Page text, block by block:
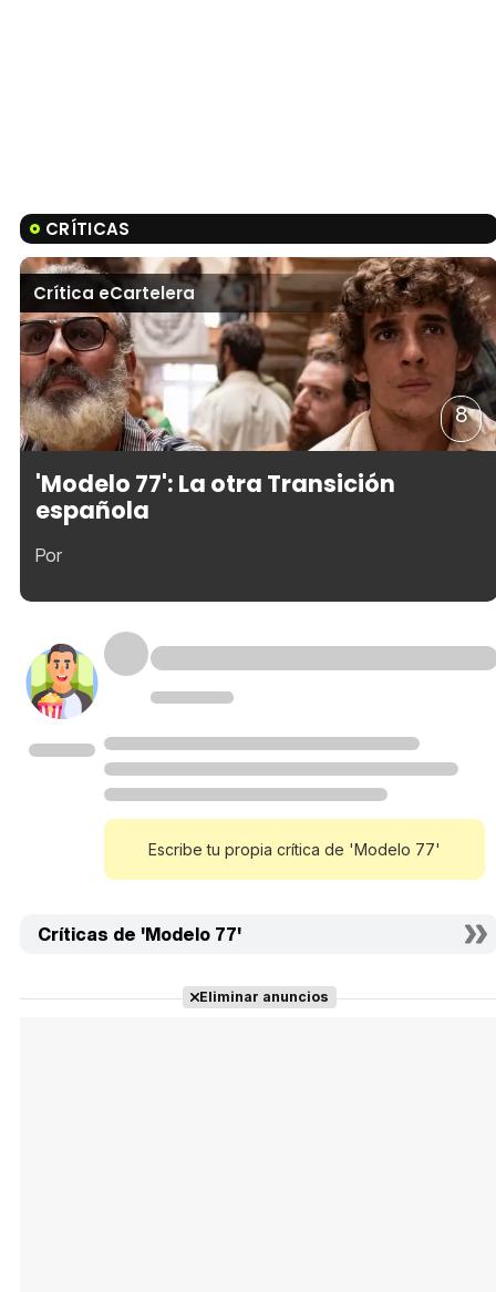
CRÍTICAS
Crítica eCartelera
8
'Modelo 77': La otra Transición
española
Por
Escribe tu propia crítica de 'Modelo 77'
Críticas de 'Modelo 77'
Eliminar anuncios